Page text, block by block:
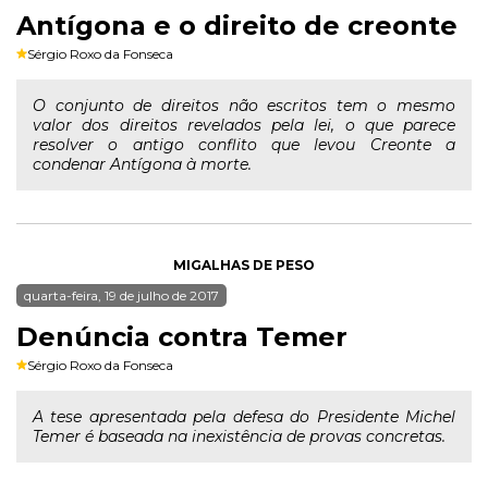
Antígona e o direito de creonte
Sérgio Roxo da Fonseca
O conjunto de direitos não escritos tem o mesmo
valor dos direitos revelados pela lei, o que parece
resolver o antigo conflito que levou Creonte a
condenar Antígona à morte.
MIGALHAS DE PESO
quarta-feira, 19 de julho de 2017
Denúncia contra Temer
Sérgio Roxo da Fonseca
A tese apresentada pela defesa do Presidente Michel
Temer é baseada na inexistência de provas concretas.